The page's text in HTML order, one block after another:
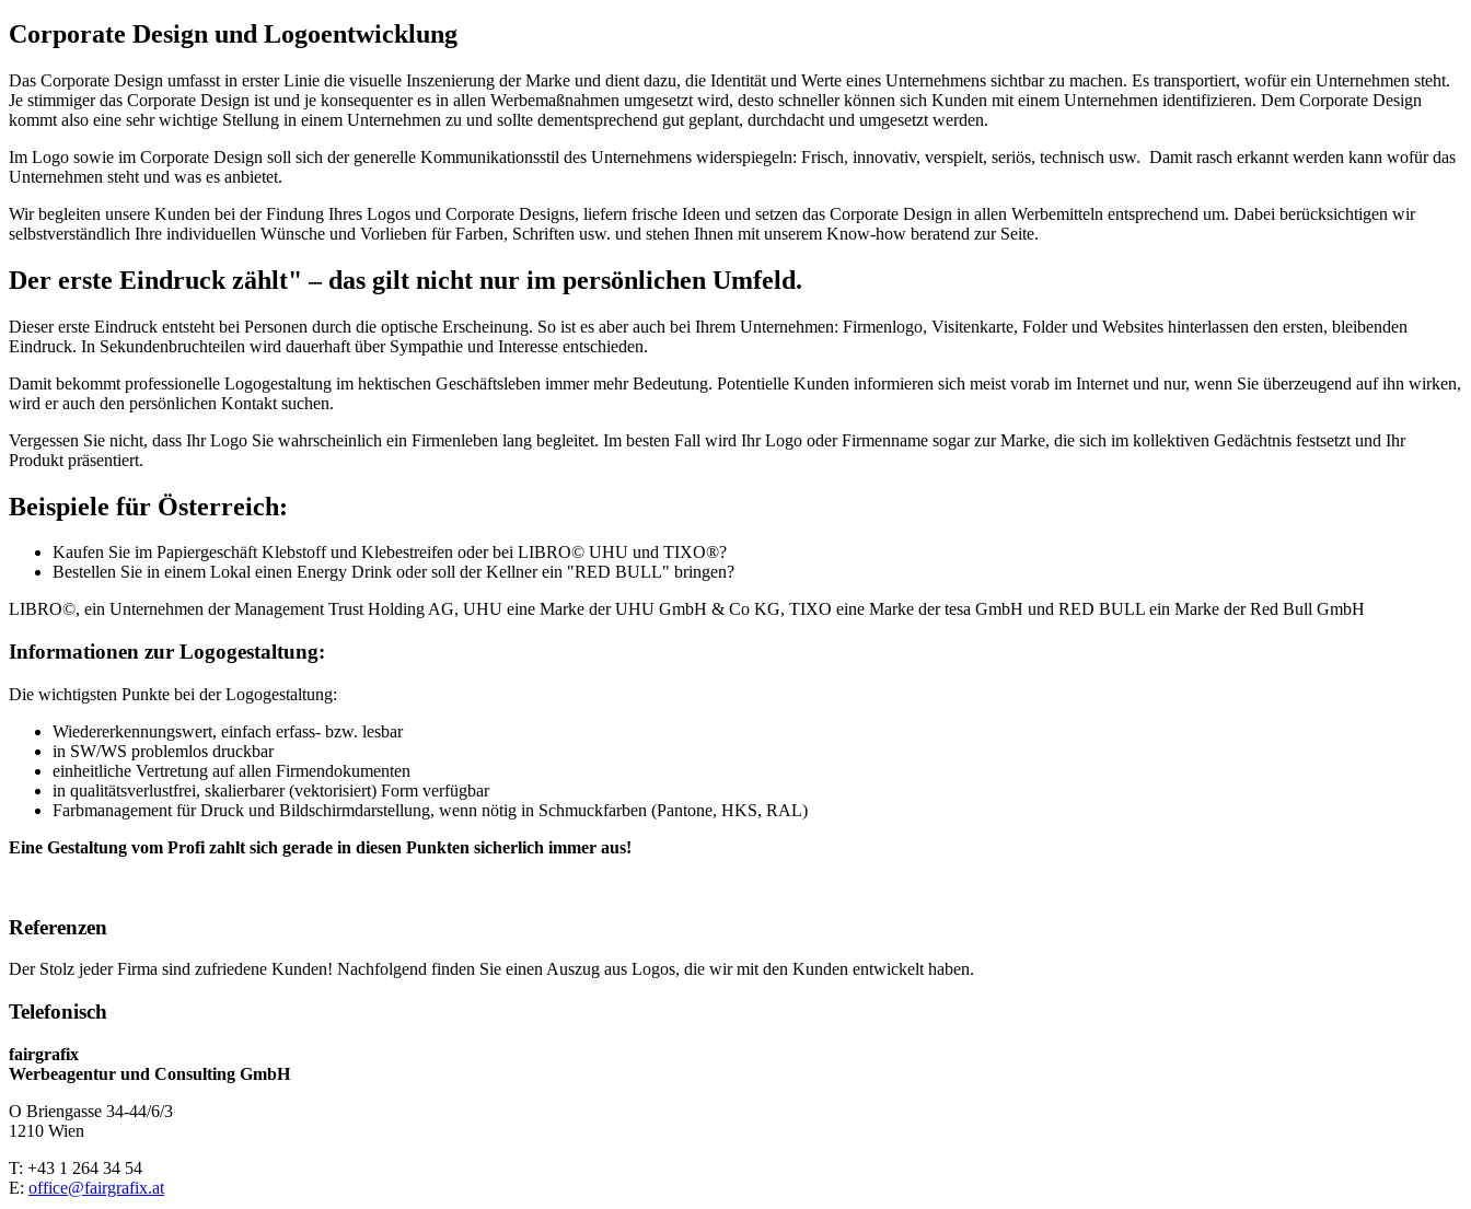
Corporate Design und Logoentwicklung
Das Corporate Design umfasst in erster Linie die visuelle Inszenierung der Marke und dient dazu, die Identität und Werte eines Unternehmens sichtbar zu machen. Es transportiert, wofür ein Unternehmen steht.
Je stimmiger das Corporate Design ist und je konsequenter es in allen Werbemaßnahmen umgesetzt wird, desto schneller können sich Kunden mit einem Unternehmen identifizieren. Dem Corporate Design
kommt also eine sehr wichtige Stellung in einem Unternehmen zu und sollte dementsprechend gut geplant, durchdacht und umgesetzt werden.
Im Logo sowie im Corporate Design soll sich der generelle Kommunikationsstil des Unternehmens widerspiegeln: Frisch, innovativ, verspielt, seriös, technisch usw. Damit rasch erkannt werden kann wofür das
Unternehmen steht und was es anbietet.
Wir begleiten unsere Kunden bei der Findung Ihres Logos und Corporate Designs, liefern frische Ideen und setzen das Corporate Design in allen Werbemitteln entsprechend um. Dabei berücksichtigen wir
selbstverständlich Ihre individuellen Wünsche und Vorlieben für Farben, Schriften usw. und stehen Ihnen mit unserem Know-how beratend zur Seite.
Der erste Eindruck zählt" – das gilt nicht nur im persönlichen Umfeld.
Dieser erste Eindruck entsteht bei Personen durch die optische Erscheinung. So ist es aber auch bei Ihrem Unternehmen: Firmenlogo, Visitenkarte, Folder und Websites hinterlassen den ersten, bleibenden
Eindruck. In Sekundenbruchteilen wird dauerhaft über Sympathie und Interesse entschieden.
Damit bekommt professionelle Logogestaltung im hektischen Geschäftsleben immer mehr Bedeutung. Potentielle Kunden informieren sich meist vorab im Internet und nur, wenn Sie überzeugend auf ihn wirken,
wird er auch den persönlichen Kontakt suchen.
Vergessen Sie nicht, dass Ihr Logo Sie wahrscheinlich ein Firmenleben lang begleitet. Im besten Fall wird Ihr Logo oder Firmenname sogar zur Marke, die sich im kollektiven Gedächtnis festsetzt und Ihr
Produkt präsentiert.
Beispiele für Österreich:
Kaufen Sie im Papiergeschäft Klebstoff und Klebestreifen oder bei LIBRO© UHU und TIXO®?
Bestellen Sie in einem Lokal einen Energy Drink oder soll der Kellner ein "RED BULL" bringen?
LIBRO©, ein Unternehmen der Management Trust Holding AG, UHU eine Marke der UHU GmbH & Co KG, TIXO eine Marke der tesa GmbH und RED BULL ein Marke der Red Bull GmbH
Informationen zur Logogestaltung:
Die wichtigsten Punkte bei der Logogestaltung:
Wiedererkennungswert, einfach erfass- bzw. lesbar
in SW/WS problemlos druckbar
einheitliche Vertretung auf allen Firmendokumenten
in qualitätsverlustfrei, skalierbarer (vektorisiert) Form verfügbar
Farbmanagement für Druck und Bildschirmdarstellung, wenn nötig in Schmuckfarben (Pantone, HKS, RAL)
Eine Gestaltung vom Profi zahlt sich gerade in diesen Punkten sicherlich immer aus!
Referenzen
Der Stolz jeder Firma sind zufriedene Kunden! Nachfolgend finden Sie einen Auszug aus Logos, die wir mit den Kunden entwickelt haben.
Telefonisch
fairgrafix
Werbeagentur und Consulting GmbH
O Briengasse 34-44/6/3
1210 Wien
T: +43 1 264 34 54
E: office@fairgrafix.at